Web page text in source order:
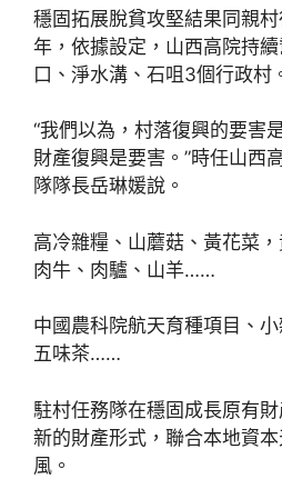
穩固拓展脫貧攻堅結果同親
年，依據設定，山西高院持
口、淨水溝、石咀3個行政村
“我們以為，村落復興的要害
財產復興是要害。”時任山西
隊隊長岳琳媛說。
高冷雜糧、山蘑菇、黃花菜
肉牛、肉驢、山羊……
中國農科院航天育種項目、
五味茶……
駐村任務隊在穩固成長原有
新的財產形式，聯合本地資
風。